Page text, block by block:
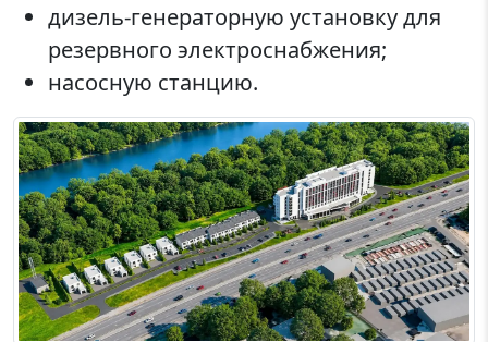
дизель-генераторную установку для
резервного электроснабжения;
насосную станцию.